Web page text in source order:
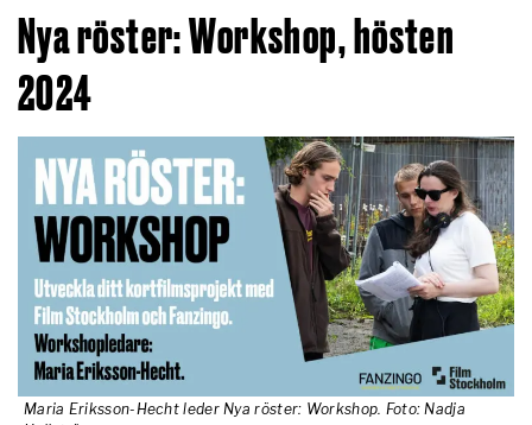
Nya röster: Workshop, hösten
2024
Maria Eriksson-Hecht leder Nya röster: Workshop. Foto: Nadja